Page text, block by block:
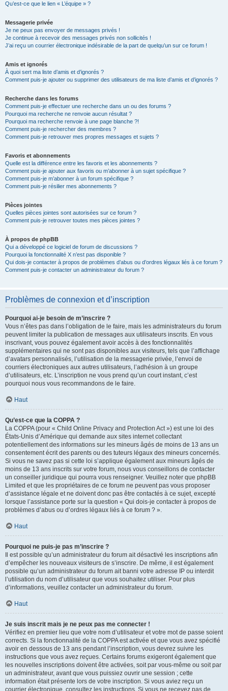
Qu’est-ce que le lien « L’équipe » ?
Messagerie privée
Je ne peux pas envoyer de messages privés !
Je continue à recevoir des messages privés non sollicités !
J’ai reçu un courrier électronique indésirable de la part de quelqu’un sur ce forum !
Amis et ignorés
À quoi sert ma liste d’amis et d’ignorés ?
Comment puis-je ajouter ou supprimer des utilisateurs de ma liste d’amis et d’ignorés ?
Recherche dans les forums
Comment puis-je effectuer une recherche dans un ou des forums ?
Pourquoi ma recherche ne renvoie aucun résultat ?
Pourquoi ma recherche renvoie à une page blanche ?!
Comment puis-je rechercher des membres ?
Comment puis-je retrouver mes propres messages et sujets ?
Favoris et abonnements
Quelle est la différence entre les favoris et les abonnements ?
Comment puis-je ajouter aux favoris ou m’abonner à un sujet spécifique ?
Comment puis-je m’abonner à un forum spécifique ?
Comment puis-je résilier mes abonnements ?
Pièces jointes
Quelles pièces jointes sont autorisées sur ce forum ?
Comment puis-je retrouver toutes mes pièces jointes ?
À propos de phpBB
Qui a développé ce logiciel de forum de discussions ?
Pourquoi la fonctionnalité X n’est pas disponible ?
Qui dois-je contacter à propos de problèmes d’abus ou d’ordres légaux liés à ce forum ?
Comment puis-je contacter un administrateur du forum ?
Problèmes de connexion et d’inscription
Pourquoi ai-je besoin de m’inscrire ?
Vous n’êtes pas dans l’obligation de le faire, mais les administrateurs du forum
peuvent limiter la publication de messages aux utilisateurs inscrits. En vous
inscrivant, vous pouvez également avoir accès à des fonctionnalités
supplémentaires qui ne sont pas disponibles aux visiteurs, tels que l’affichage
d’avatars personnalisés, l’utilisation de la messagerie privée, l’envoi de
courriers électroniques aux autres utilisateurs, l’adhésion à un groupe
d’utilisateurs, etc. L’inscription ne vous prend qu’un court instant, c’est
pourquoi nous vous recommandons de le faire.
Haut
Qu’est-ce que la COPPA ?
La COPPA (pour « Child Online Privacy and Protection Act ») est une loi des
États-Unis d’Amérique qui demande aux sites internet collectant
potentiellement des informations sur les mineurs âgés de moins de 13 ans un
consentement écrit des parents ou des tuteurs légaux des mineurs concernés.
Si vous ne savez pas si cette loi s’applique également aux mineurs âgés de
moins de 13 ans inscrits sur votre forum, nous vous conseillons de contacter
un conseiller juridique qui pourra vous renseigner. Veuillez noter que phpBB
Limited et que les propriétaires de ce forum ne peuvent pas vous proposer
d’assistance légale et ne doivent donc pas être contactés à ce sujet, excepté
lorsque l’assistance porte sur la question « Qui dois-je contacter à propos de
problèmes d’abus ou d’ordres légaux liés à ce forum ? ».
Haut
Pourquoi ne puis-je pas m’inscrire ?
Il est possible qu’un administrateur du forum ait désactivé les inscriptions afin
d’empêcher les nouveaux visiteurs de s’inscrire. De même, il est également
possible qu’un administrateur du forum ait banni votre adresse IP ou interdit
l’utilisation du nom d’utilisateur que vous souhaitez utiliser. Pour plus
d’informations, veuillez contacter un administrateur du forum.
Haut
Je suis inscrit mais je ne peux pas me connecter !
Vérifiez en premier lieu que votre nom d’utilisateur et votre mot de passe soient
corrects. Si la fonctionnalité de la COPPA est activée et que vous avez spécifié
avoir en dessous de 13 ans pendant l’inscription, vous devrez suivre les
instructions que vous avez reçues. Certains forums exigeront également que
les nouvelles inscriptions doivent être activées, soit par vous-même ou soit par
un administrateur, avant que vous puissiez ouvrir une session ; cette
information était présente lors de votre inscription. Si vous aviez reçu un
courrier électronique, consultez les instructions. Si vous ne recevez pas de